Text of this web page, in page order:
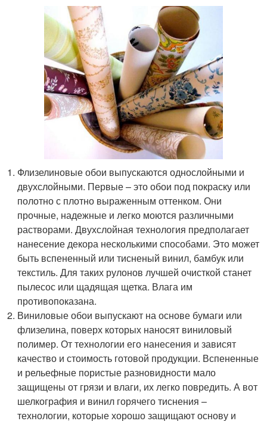
Флизелиновые обои выпускаются однослойными и
двухслойными. Первые – это обои под покраску или
полотно с плотно выраженным оттенком. Они
прочные, надежные и легко моются различными
растворами. Двухслойная технология предполагает
нанесение декора несколькими способами. Это может
быть вспененный или тисненый винил, бамбук или
текстиль. Для таких рулонов лучшей очисткой станет
пылесос или щадящая щетка. Влага им
противопоказана.
Виниловые обои выпускают на основе бумаги или
флизелина, поверх которых наносят виниловый
полимер. От технологии его нанесения и зависят
качество и стоимость готовой продукции. Вспененные
и рельефные пористые разновидности мало
защищены от грязи и влаги, их легко повредить. А вот
шелкография и винил горячего тиснения –
технологии, которые хорошо защищают основу и